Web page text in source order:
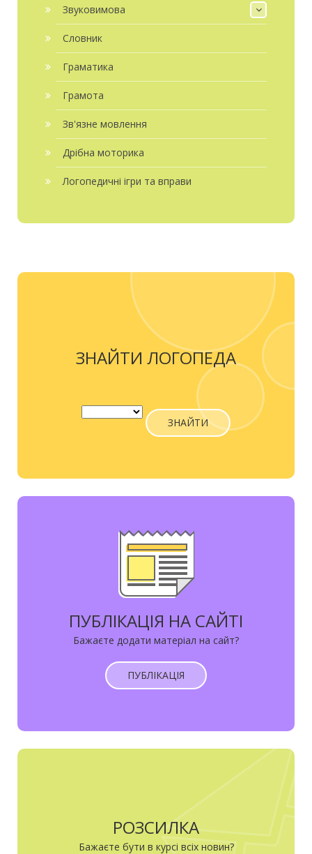
Звуковимова
Словник
Граматика
Грамота
Зв'язне мовлення
Дрібна моторика
Логопедичні ігри та вправи
ЗНАЙТИ ЛОГОПЕДА
ЗНАЙТИ
ПУБЛІКАЦІЯ НА САЙТІ
Бажаєте додати матеріал на сайт?
ПУБЛІКАЦІЯ
РОЗСИЛКА
Бажаєте бути в курсі всіх новин?